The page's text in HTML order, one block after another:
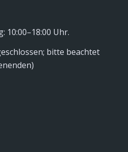
10:00–18:00 Uhr.
bitte beachtet